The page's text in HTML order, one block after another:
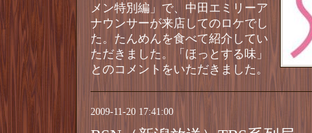
メン特別編」で、中田エミリーア
ナウンサーが来店してのロケでし
た。たんめんを食べて紹介してい
ただきました。「ほっとする味」
とのコメントをいただきました。
2009-11-20 17:41:00